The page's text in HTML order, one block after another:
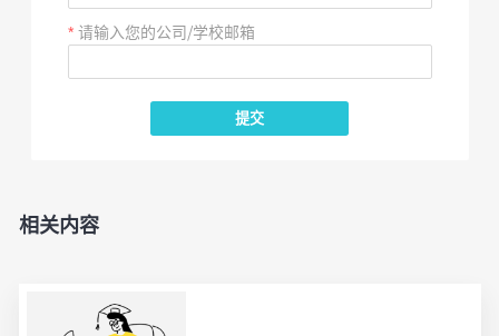
请输入您的公司/学校邮箱
提交
相关内容